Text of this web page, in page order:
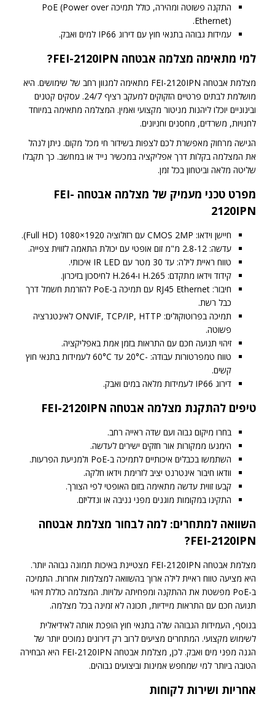
התקנה פשוטה ומהירה, כולל תמיכה PoE (Power over
Ethernet).
עמידות גבוהה בתנאי חוץ עם דירוג IP66 למים ואבק.
למי מתאימה מצלמה אבטחה FEI-2120IPN?
מצלמת אבטחה FEI-2120IPN מתאימה למגוון רחב של שימושים. היא
מושלמת לבתים פרטיים הזקוקים למעקב רציף 24/7. עסקים קטנים
ובינוניים יוכלו ליהנות מניטור מקצועי ואמין. המצלמה מתאימה במיוחד
לחנויות, משרדים, מחסנים וחניונים.
הגישה מרחוק מאפשרת לכם לצפות בשידור חי מכל מקום. ניתן לנהל
את המצלמה בקלות דרך אפליקציה במכשיר נייד או במחשב. כך תקבלו
שליטה מלאה וביטחון בכל זמן.
מפרט טכני מעמיק של מצלמה אבטחה FEI-
2120IPN
חיישן וידאו: CMOS 2MP עם רזולוציה 1920×1080 (Full HD).
עדשה: 2.8-12 מ"מ זום אופטי עם יכולת התאמה לזווית צפייה.
טווח ראיית לילה: עד 30 מטר עם IR LED איכותי.
קידוד וידאו מתקדם: H.265 ו-H.264 לחיסכון בזיכרון.
חיבור: RJ45 Ethernet עם תמיכה ב-PoE להזרמת חשמל דרך
כבל רשת.
תמיכה בפרוטוקולים: ONVIF, TCP/IP, HTTP לאינטגרציה
פשוטה.
זיהוי תנועה חכם עם התראות בזמן אמת באפליקציה.
טווח טמפרטורות עבודה: -20°C עד 60°C לעמידות בתנאי חוץ
קשים.
דירוג IP66 לעמידות מלאה במים ואבק.
טיפים להתקנת מצלמה אבטחה FEI-2120IPN
בחרו מיקום גבוה ועם שדה ראייה רחב.
הימנעו ממקורות אור חזקים ישירים לעדשה.
השתמשו בכבלים איכותיים לתמיכה ב-PoE ולמניעת הפרעות.
וודאו חיבור אינטרנט יציב לזרימת וידאו חלקה.
קבעו זווית עדשה מתאימה בזום האופטי לפי הצורך.
התקינו במקומות מוגנים מפני גניבה או ונדליזם.
השוואה למתחרים: למה לבחור מצלמת אבטחה
FEI-2120IPN?
מצלמת אבטחה FEI-2120IPN מצטיינת באיכות תמונה גבוהה יותר.
היא מציעה טווח ראיית לילה ארוך בהשוואה למצלמות אחרות. התמיכה
ב-PoE מפשטת את ההתקנה ומפחיתה עלויות. המצלמה כוללת זיהוי
תנועה חכם עם התראות מיידיות, תכונה לא זמינה בכל מצלמה.
בנוסף, העמידות הגבוהה שלה בתנאי חוץ הופכת אותה לאידיאלית
לשימוש מקצועי. המתחרים מציעים לרוב רק דירוגים נמוכים יותר של
הגנה מפני מים ואבק. לכן, מצלמת אבטחה FEI-2120IPN היא הבחירה
הטובה ביותר למי שמחפש אמינות וביצועים גבוהים.
אחריות ושירות לקוחות